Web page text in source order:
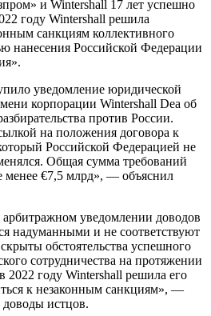
и Wintershall 17 лет успешно
году Wintershall решила
санкциям коллективного
нанесения Российской Федерации
уведомление юридической
корпорации Wintershall Dea об
против России.
на положения договора к
Российской Федерацией не
Общая сумма требований
менее €7,5 млрд», — объяснил
уведомлении доводов
надуманными и не соответствуют
обстоятельства успешного
сотрудничества на протяжении
2022 году Wintershall решила его
к незаконным санкциям», —
доводы истцов.